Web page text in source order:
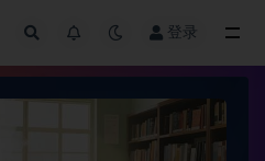
登录